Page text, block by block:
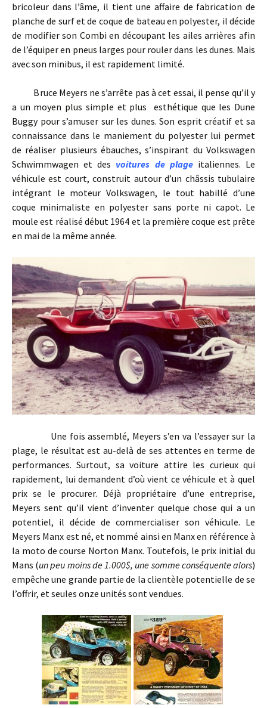
bricoleur dans l’âme, il tient une affaire de fabrication de
planche de surf et de coque de bateau en polyester, il décide
de modifier son Combi en découpant les ailes arrières afin
de l’équiper en pneus larges pour rouler dans les dunes. Mais
avec son minibus, il est rapidement limité.
Bruce Meyers ne s’arrête pas à cet essai, il pense qu’il y
a un moyen plus simple et plus esthétique que les Dune
Buggy pour s’amuser sur les dunes. Son esprit créatif et sa
connaissance dans le maniement du polyester lui permet
de réaliser plusieurs ébauches, s’inspirant du Volkswagen
Schwimmwagen et des voitures de plageitaliennes. Le
véhicule est court, construit autour d’un châssis tubulaire
intégrant le moteur Volkswagen, le tout habillé d’une
coque minimaliste en polyester sans porte ni capot. Le
moule est réalisé début 1964 et la première coque est prête
en mai de la même année.
Une fois assemblé, Meyers s’en va l’essayer sur la
plage, le résultat est au-delà de ses attentes en terme de
performances. Surtout, sa voiture attire les curieux qui
rapidement, lui demandent d’où vient ce véhicule et à quel
prix se le procurer. Déjà propriétaire d’une entreprise,
Meyers sent qu’il vient d’inventer quelque chose qui a un
potentiel, il décide de commercialiser son véhicule. Le
Meyers Manx est né, et nommé ainsi en Manx en référence à
la moto de course Norton Manx. Toutefois, le prix initial du
Mans (un peu moins de 1.000$, une somme conséquente alors)
empêche une grande partie de la clientèle potentielle de se
l’offrir, et seules onze unités sont vendues.